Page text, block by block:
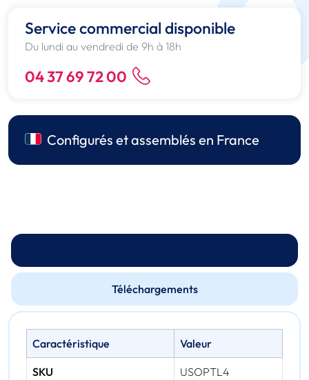
Service commercial disponible
Du lundi au vendredi de 9h à 18h
04 37 69 72 00
Configurés et assemblés en France
Téléchargements
Caractéristique Valeur
SKU USOPTL4